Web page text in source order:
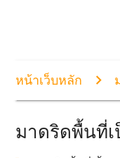
หน้าเว็บหลัก
มาดริดพื้นที่